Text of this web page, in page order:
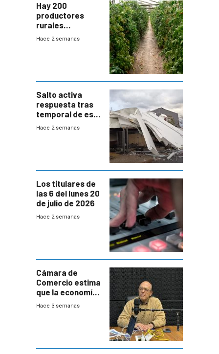
Hay 200
productores
rurales
afectados tras
Hace 2 semanas
Salto activa
respuesta tras
temporal de este
sábado con
Hace 2 semanas
Los titulares de
las 6 del lunes 20
de julio de 2026
Hace 2 semanas
Cámara de
Comercio estima
que la economía
crecerá 1,6%
Hace 3 semanas